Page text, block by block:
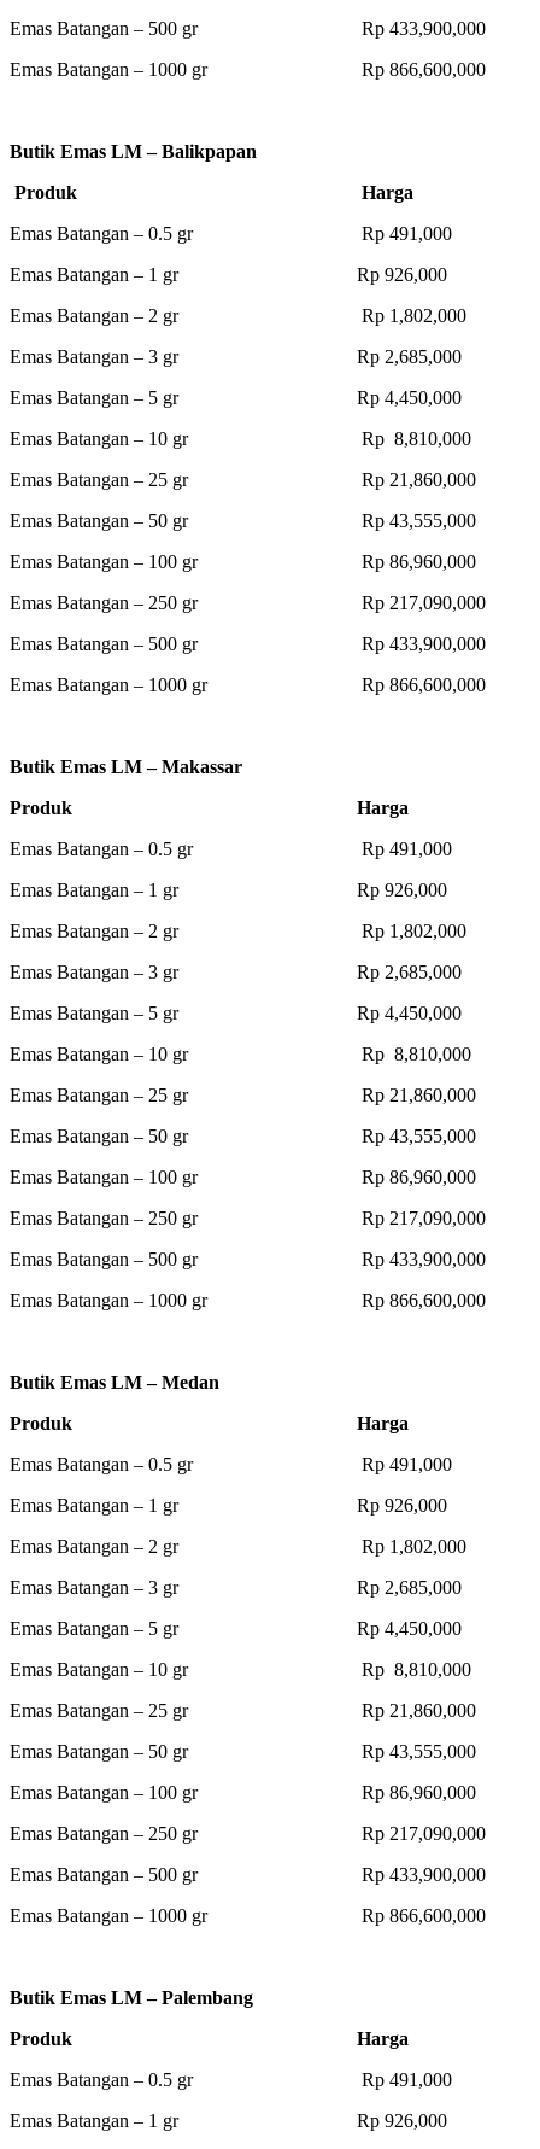
Emas Batangan – 500 gr Rp 433,900,000
Emas Batangan – 1000 gr Rp 866,600,000
Butik Emas LM – Balikpapan
Produk Harga
Emas Batangan – 0.5 gr Rp 491,000
Emas Batangan – 1 gr Rp 926,000
Emas Batangan – 2 gr Rp 1,802,000
Emas Batangan – 3 gr Rp 2,685,000
Emas Batangan – 5 gr Rp 4,450,000
Emas Batangan – 10 gr Rp 8,810,000
Emas Batangan – 25 gr Rp 21,860,000
Emas Batangan – 50 gr Rp 43,555,000
Emas Batangan – 100 gr Rp 86,960,000
Emas Batangan – 250 gr Rp 217,090,000
Emas Batangan – 500 gr Rp 433,900,000
Emas Batangan – 1000 gr Rp 866,600,000
Butik Emas LM – Makassar
Produk Harga
Emas Batangan – 0.5 gr Rp 491,000
Emas Batangan – 1 gr Rp 926,000
Emas Batangan – 2 gr Rp 1,802,000
Emas Batangan – 3 gr Rp 2,685,000
Emas Batangan – 5 gr Rp 4,450,000
Emas Batangan – 10 gr Rp 8,810,000
Emas Batangan – 25 gr Rp 21,860,000
Emas Batangan – 50 gr Rp 43,555,000
Emas Batangan – 100 gr Rp 86,960,000
Emas Batangan – 250 gr Rp 217,090,000
Emas Batangan – 500 gr Rp 433,900,000
Emas Batangan – 1000 gr Rp 866,600,000
Butik Emas LM – Medan
Produk Harga
Emas Batangan – 0.5 gr Rp 491,000
Emas Batangan – 1 gr Rp 926,000
Emas Batangan – 2 gr Rp 1,802,000
Emas Batangan – 3 gr Rp 2,685,000
Emas Batangan – 5 gr Rp 4,450,000
Emas Batangan – 10 gr Rp 8,810,000
Emas Batangan – 25 gr Rp 21,860,000
Emas Batangan – 50 gr Rp 43,555,000
Emas Batangan – 100 gr Rp 86,960,000
Emas Batangan – 250 gr Rp 217,090,000
Emas Batangan – 500 gr Rp 433,900,000
Emas Batangan – 1000 gr Rp 866,600,000
Butik Emas LM – Palembang
Produk Harga
Emas Batangan – 0.5 gr Rp 491,000
Emas Batangan – 1 gr Rp 926,000